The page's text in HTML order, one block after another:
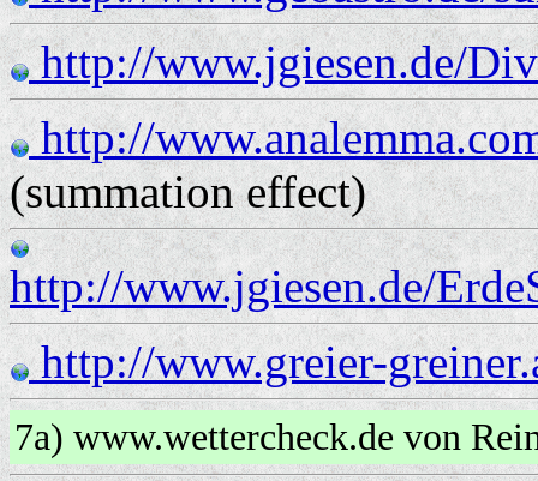
http://www.jgiesen.de/
http://
(summation effect)
http://www.jgiesen.de/
http://www.greier-
7a) www.wettercheck.de von